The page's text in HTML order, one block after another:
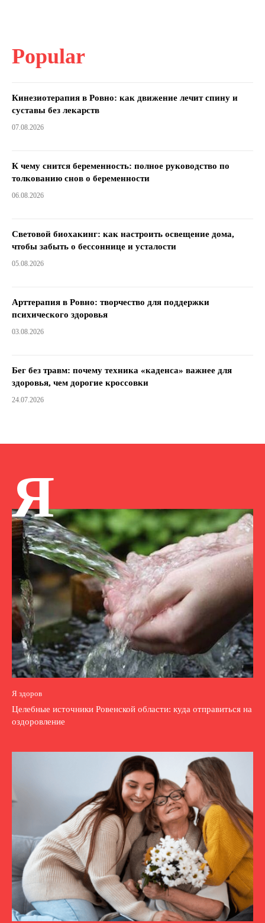
Popular
Кинезиотерапия в Ровно: как движение лечит спину и
суставы без лекарств
07.08.2026
К чему снится беременность: полное руководство по
толкованию снов о беременности
06.08.2026
Световой биохакинг: как настроить освещение дома,
чтобы забыть о бессоннице и усталости
05.08.2026
Арттерапия в Ровно: творчество для поддержки
психического здоровья
03.08.2026
Бег без травм: почему техника «каденса» важнее для
здоровья, чем дорогие кроссовки
24.07.2026
Я
Я здоров
Целебные источники Ровенской области: куда отправиться на
оздоровление